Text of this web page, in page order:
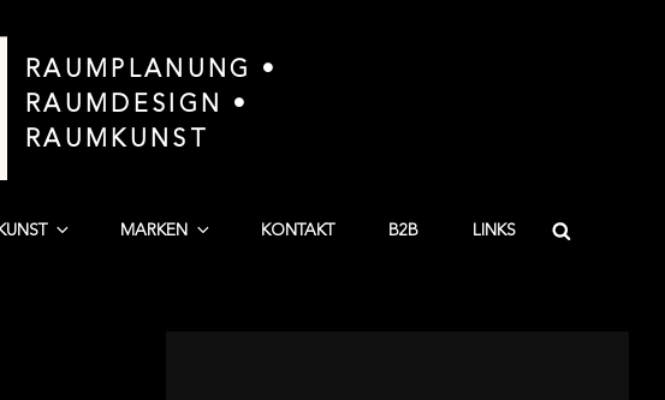
RAUMPLANUNG •
RAUMDESIGN •
RAUMKUNST
MARKEN KONTAKT B2B LINKS